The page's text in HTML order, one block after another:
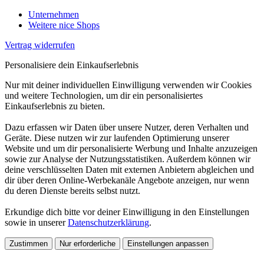
Unternehmen
Weitere nice Shops
Vertrag widerrufen
Personalisiere dein Einkaufserlebnis
Nur mit deiner individuellen Einwilligung verwenden wir Cookies
und weitere Technologien, um dir ein personalisiertes
Einkaufserlebnis zu bieten.
Dazu erfassen wir Daten über unsere Nutzer, deren Verhalten und
Geräte. Diese nutzen wir zur laufenden Optimierung unserer
Website und um dir personalisierte Werbung und Inhalte anzuzeigen
sowie zur Analyse der Nutzungsstatistiken. Außerdem können wir
deine verschlüsselten Daten mit externen Anbietern abgleichen und
dir über deren Online-Werbekanäle Angebote anzeigen, nur wenn
du deren Dienste bereits selbst nutzt.
Erkundige dich bitte vor deiner Einwilligung in den Einstellungen
sowie in unsererDatenschutzerklärung.
Zustimmen Nur erforderliche Einstellungen anpassen